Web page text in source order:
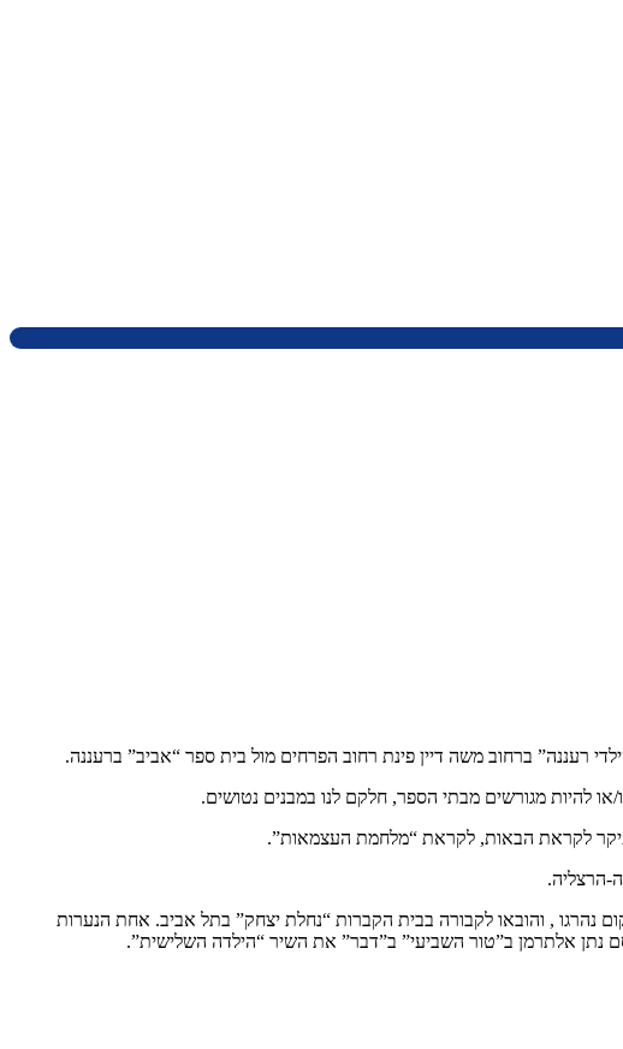
להיות מגורשים מבתי הספר, חלקם לנו במבנים נטושים.
הרצליה.
במקום נהרגו , והובאו לקבורה בבית הקברות “נחלת יצחק” בתל אביב. אחת הנערות